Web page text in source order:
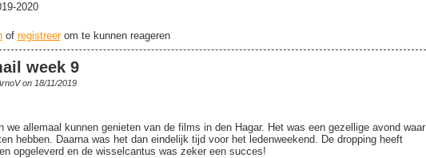
2020
week 11
of registreerom te kunnen reageren
week 9
on 18/11/2019
we allemaal kunnen genieten van de films in den Hagar. Het was een gezellige avond waar
hebben. Daarna was het dan eindelijk tijd voor het ledenweekend. De dropping heeft
opgeleverd en de wisselcantus was zeker een succes!